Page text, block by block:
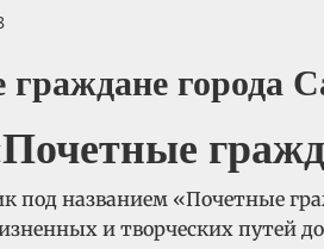
под названием «Почетные
и творческих путей